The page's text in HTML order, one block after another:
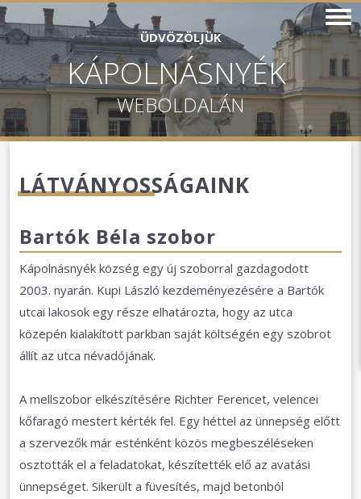
ÜDVÖZÖLJÜK
KÁPOLNÁSNYÉK
WEBOLDALÁN
LÁTVÁNYOSSÁGAINK
Bartók Béla szobor
Kápolnásnyék község egy új szoborral gazdagodott
2003. nyarán. Kupi László kezdeményezésére a Bartók
utcai lakosok egy része elhatározta, hogy az utca
közepén kialakított parkban saját költségén egy szobrot
állít az utca névadójának.
A mellszobor elkészítésére Richter Ferencet, velencei
kőfaragó mestert kérték fel. Egy héttel az ünnepség előtt
a szervezők már esténként közös megbeszéléseken
osztották el a feladatokat, készítették elő az avatási
ünnepséget. Sikerült a füvesítés, majd betonból